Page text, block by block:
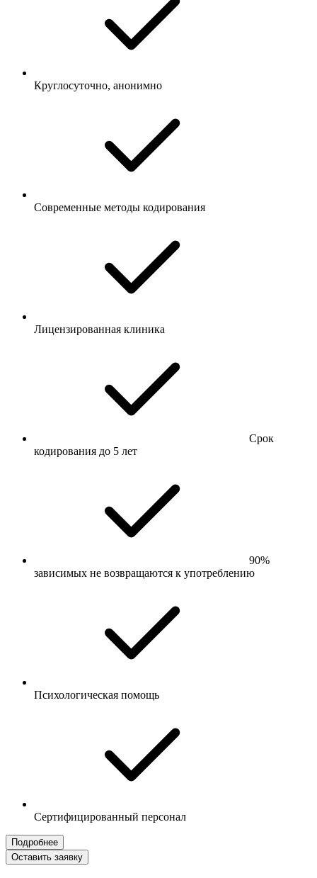
Круглосуточно, анонимно
Современные методы кодирования
Лицензированная клиника
Срок
кодирования до 5 лет
90%
зависимых не возвращаются к употреблению
Психологическая помощь
Сертифицированный персонал
Подробнее
Оставить заявку